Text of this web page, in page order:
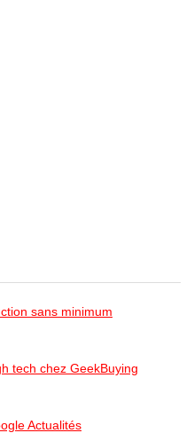
sans minimum
tech chez GeekBuying
Actualités